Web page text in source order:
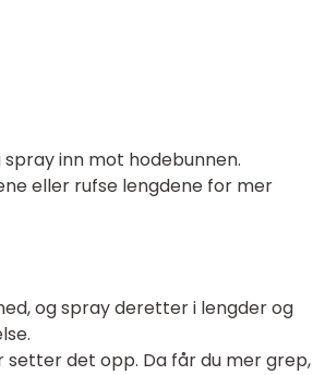
inn mot hodebunnen.
eller rufse lengdene for mer
og spray deretter i lengder og
det opp. Da får du mer grep,